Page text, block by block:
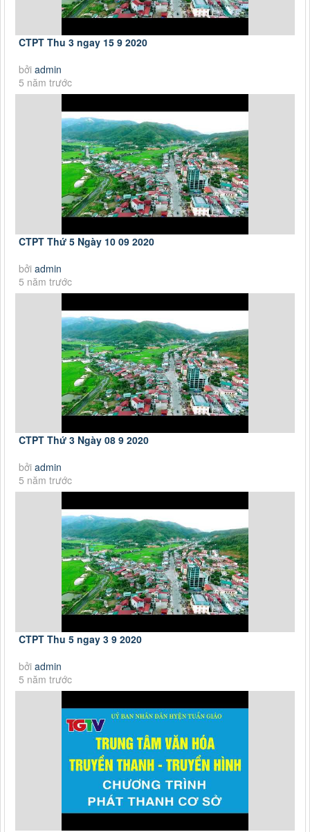
CTPT Thu 3 ngay 15 9 2020
bởi admin
5 năm trước
CTPT Thứ 5 Ngày 10 09 2020
bởi admin
5 năm trước
CTPT Thứ 3 Ngày 08 9 2020
bởi admin
5 năm trước
CTPT Thu 5 ngay 3 9 2020
bởi admin
5 năm trước